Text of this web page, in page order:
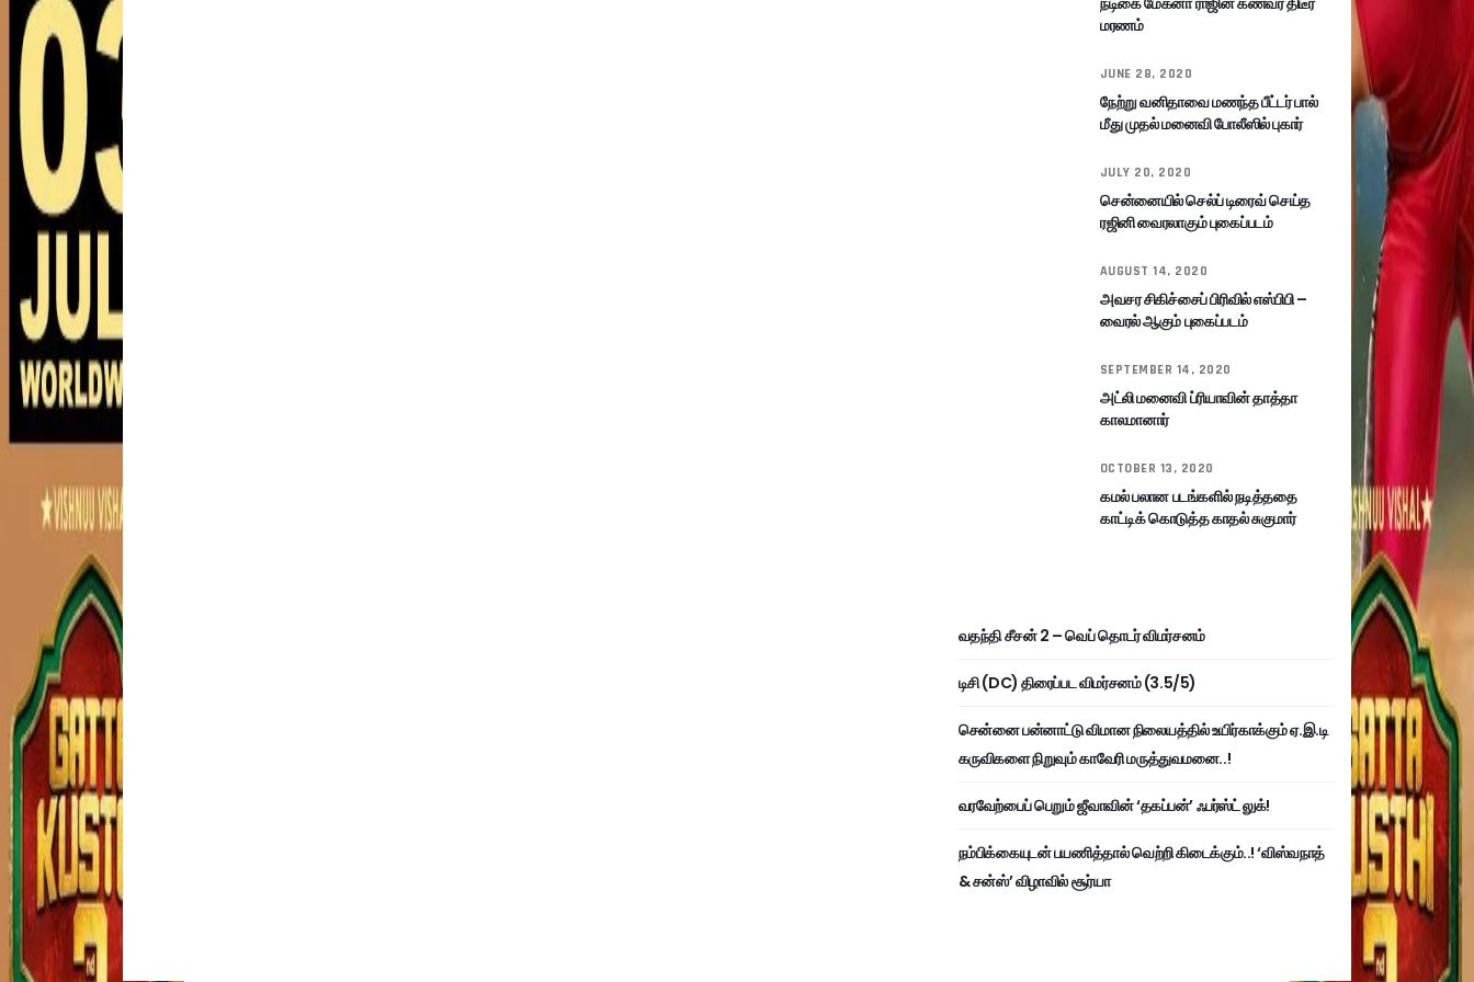
மரணம்
JUNE 28, 2020
நேற்று வனிதாவை மணந்த பீட்டர் பால்
மீது முதல் மனைவி போலீஸில் புகார்
JULY 20, 2020
சென்னையில் செல்ப் டிரைவ் செய்த
ரஜினி வைரலாகும் புகைப்படம்
AUGUST 14, 2020
அவசர சிகிச்சைப் பிரிவில் எஸ்பிபி –
வைரல் ஆகும் புகைப்படம்
SEPTEMBER 14, 2020
அட்லி மனைவி ப்ரியாவின் தாத்தா
காலமானார்
OCTOBER 13, 2020
கமல் பலான படங்களில் நடித்ததை
காட்டிக் கொடுத்த காதல் சுகுமார்
வதந்தி சீசன் 2 – வெப் தொடர் விமர்சனம்
டிசி (DC) திரைப்பட விமர்சனம் (3.5/5)
சென்னை பன்னாட்டு விமான நிலையத்தில் உயிர்காக்கும் ஏ.இ.டி
கருவிகளை நிறுவும் காவேரி மருத்துவமனை..!
வரவேற்பைப் பெறும் ஜீவாவின் ‘தகப்பன்’ ஃபர்ஸ்ட் லுக்!
நம்பிக்கையுடன் பயணித்தால் வெற்றி கிடைக்கும்..! ‘விஸ்வநாத்
& சன்ஸ்’ விழாவில் சூர்யா